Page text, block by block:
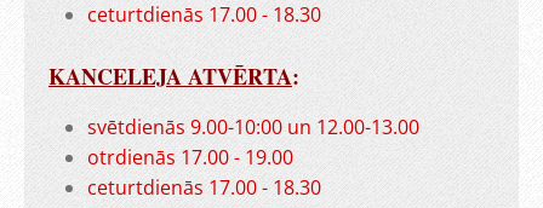
ceturtdienās 17.00 - 18.30
KANCELEJA ATVĒRTA:
svētdienās 9.00-10:00 un 12.00-13.00
otrdienās 17.00 - 19.00
ceturtdienās 17.00 - 18.30